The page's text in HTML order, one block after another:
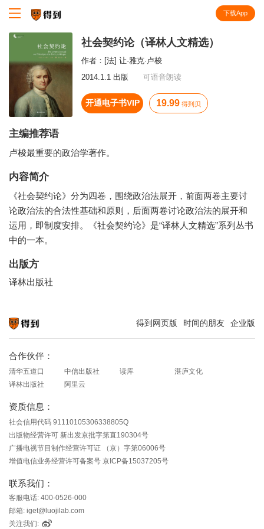
下载App
社会契约论（译林人文精选）
作者： [法] 让-雅克·卢梭
2014.1.1 出版
可语音朗读
开通电子书VIP 19.99 得到贝
主编推荐语
卢梭最重要的政治学著作。
内容简介
《社会契约论》分为四卷，围绕政治法展开，前面两卷主要讨
论政治法的合法性基础和原则，后面两卷讨论政治法的展开和
运用，即制度安排。《社会契约论》是“译林人文精选”系列丛书
中的一本。
出版方
译林出版社
得到网页版 时间的朋友 企业版
合作伙伴：
清华五道口 中信出版社 读库
湛庐文化
译林出版社
阿里云
资质信息：
社会信用代码 91110105306338805Q
出版物经营许可 新出发京批字第直190304号
广播电视节目制作经营许可证 （京）字第06006号
增值电信业务经营许可备案号 京ICP备15037205号
联系我们：
客服电话: 400-0526-000
邮箱: iget@luojilab.com
关注我们: